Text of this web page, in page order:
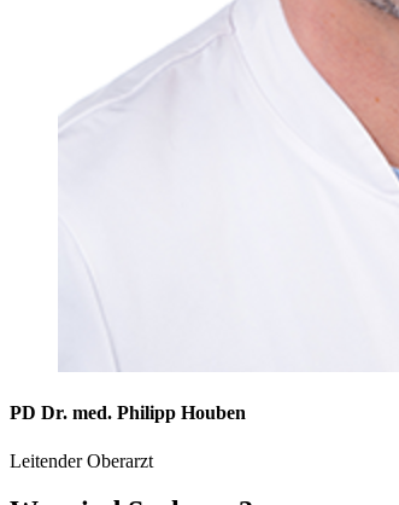
PD Dr. med. Philipp Houben
Leitender Oberarzt